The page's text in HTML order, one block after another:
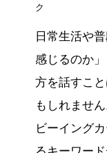
ク
日常生活や
感じるのか
方を話すこ
もしれませ
ビーイング